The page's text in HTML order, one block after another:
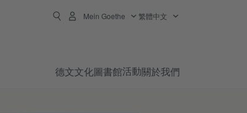
Mein Goethe 繁體中文
德文文化圖書館活動關於我們